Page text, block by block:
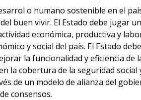
o humano sostenible en el
buen vivir. El Estado debe jugar
económica, productiva y
y social del país. El Estado
la funcionalidad y eficiencia de
cobertura de la seguridad social
de un modelo de alianza del
consensos.